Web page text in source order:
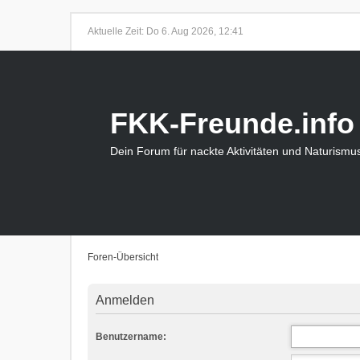
Aktuelle Zeit: Do 6. Aug 2026, 12:41
FKK-Freunde.info
Dein Forum für nackte Aktivitäten und
Foren-Übersicht
Anmelden
Benutzername: